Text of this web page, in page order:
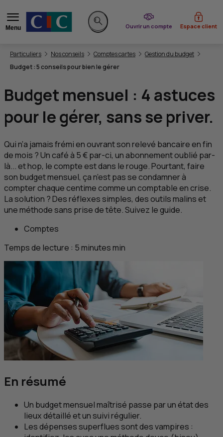
Menu
Rechercher sur le site
Ouvrir un compte
du CIC Espace client
Vous êtes ici:
Particuliers Nos conseils Comptes cartes
Gestion du budget
Budget : 5 conseils pour bien le gérer
Budget mensuel : 4 astuces
pour le gérer, sans se priver.
Qui n’a jamais frémi en ouvrant son relevé bancaire en fin
de mois ? Un café à 5 € par-ci, un abonnement oublié par-
là... et hop, le compte est dans le rouge. Pourtant, faire
son budget mensuel, ça n’est pas se condamner à
compter chaque centime comme un comptable en crise.
La solution ? Des réflexes simples, des outils malins et
une méthode sans prise de tête. Suivez le guide.
Comptes
Temps de lecture : 5minutesmin
En résumé
Un budget mensuel maîtrisé passe par un état des
lieux détaillé et un suivi régulier.
Les dépenses superflues sont des vampires :